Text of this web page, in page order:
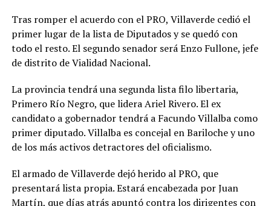
Tras romper el acuerdo con el PRO, Villaverde cedió el
primer lugar de la lista de Diputados y se quedó con
todo el resto. El segundo senador será Enzo Fullone, jefe
de distrito de Vialidad Nacional.
La provincia tendrá una segunda lista filo libertaria,
Primero Río Negro, que lidera Ariel Rivero. El ex
candidato a gobernador tendrá a Facundo Villalba como
primer diputado. Villalba es concejal en Bariloche y uno
de los más activos detractores del oficialismo.
El armado de Villaverde dejó herido al PRO, que
presentará lista propia. Estará encabezada por Juan
Martín, que días atrás apuntó contra los dirigentes con